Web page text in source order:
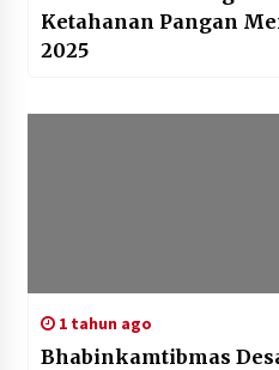
Ketahanan Pangan
2025
1 tahun ago
Bhabinkamtibmas